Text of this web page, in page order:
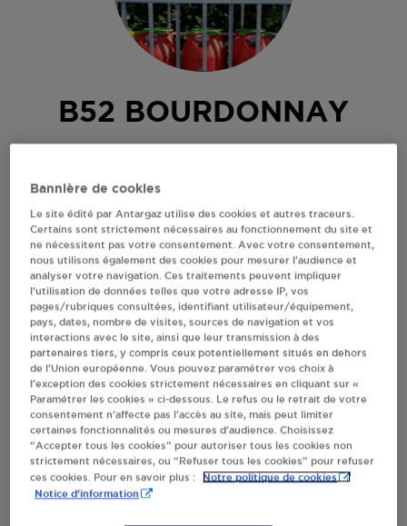
B52 BOURDONNAY
S'Y RENDRE
RECEVOIR LES COORDONNÉES DU REVENDEUR
En cliquant sur « S’y rendre », j’autorise le traitement
d’informations (dont mon adresse IP) et leur transfert hors UE
par Google Maps afin d’afficher la carte.
En savoir plus
Accès
Bannière de cookies
Le site édité par Antargaz utilise des cookies et autres traceurs.
Certains sont strictement nécessaires au fonctionnement du site et
ne nécessitent pas votre consentement. Avec votre consentement,
nous utilisons également des cookies pour mesurer l’audience et
analyser votre navigation. Ces traitements peuvent impliquer
l’utilisation de données telles que votre adresse IP, vos
pages/rubriques consultées, identifiant utilisateur/équipement,
pays, dates, nombre de visites, sources de navigation et vos
interactions avec le site, ainsi que leur transmission à des
partenaires tiers, y compris ceux potentiellement situés en dehors
de l’Union européenne. Vous pouvez paramétrer vos choix à
l’exception des cookies strictement nécessaires en cliquant sur «
Paramétrer les cookies » ci-dessous. Le refus ou le retrait de votre
consentement n’affecte pas l’accès au site, mais peut limiter
certaines fonctionnalités ou mesures d’audience. Choisissez
“Accepter tous les cookies” pour autoriser tous les cookies non
strictement nécessaires, ou “Refuser tous les cookies” pour refuser
ces cookies. Pour en savoir plus :
Notre politique de cookies
Notice d'information